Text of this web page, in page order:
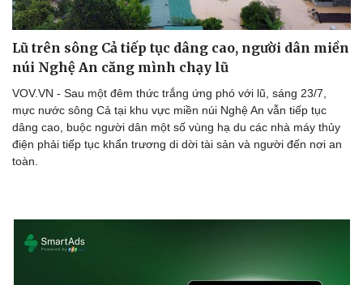
Lũ trên sông Cả tiếp tục dâng cao, người dân miền
núi Nghệ An căng mình chạy lũ
VOV.VN - Sau một đêm thức trắng ứng phó với lũ, sáng 23/7,
mực nước sông Cả tại khu vực miền núi Nghệ An vẫn tiếp tục
dâng cao, buộc người dân một số vùng hạ du các nhà máy thủy
điện phải tiếp tục khẩn trương di dời tài sản và người đến nơi an
toàn.